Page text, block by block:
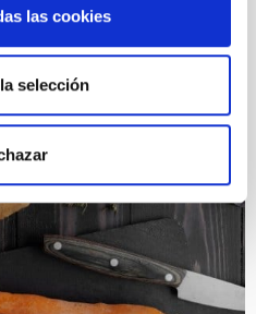
las cookies
selección